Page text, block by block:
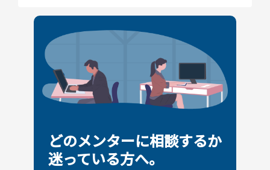
どのメンターに相談するか
迷っている方へ。